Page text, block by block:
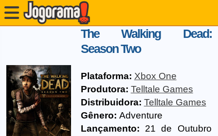
The Walking Dead:
Season Two
Plataforma: Xbox One
Produtora: Telltale Games
Distribuidora: Telltale Games
Gênero: Adventure
Lançamento: 21 de Outubro